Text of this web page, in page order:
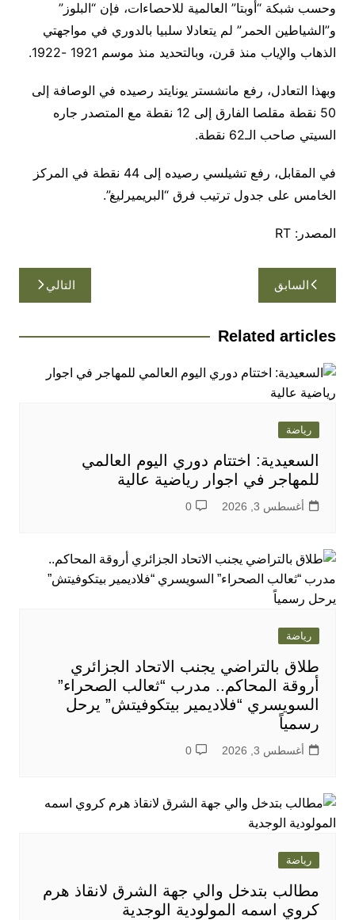
وحسب شبكة “أوبتا” العالمية للاحصاءات، فإن “البلوز”
و”الشياطين الحمر” لم يتعادلا سلبيا بالدوري في مواجهتي
الذهاب والإياب منذ قرن، وبالتحديد منذ موسم 1921 -1922.
وبهذا التعادل، رفع مانشستر يونايتد رصيده في الوصافة إلى
50 نقطة مقلصا الفارق إلى 12 نقطة مع المتصدر جاره
السيتي صاحب الـ62 نقطة.
في المقابل، رفع تشيلسي رصيده إلى 44 نقطة في المركز
الخامس على جدول ترتيب فرق “البريميرليغ”.
المصدر: RT
تصفّح
المقالات
السابق التالي
Related articles
رياضة
السعيدية: اختتام دوري اليوم العالمي
للمهاجر في اجوار رياضية عالية
أغسطس 3, 2026 0
رياضة
طلاق بالتراضي يجنب الاتحاد الجزائري
أروقة المحاكم.. مدرب “ثعالب الصحراء”
السويسري “فلاديمير بيتكوفيتش” يرحل
رسمياً
أغسطس 3, 2026 0
رياضة
مطالب بتدخل والي جهة الشرق لانقاذ هرم
كروي اسمه المولودية الوجدية